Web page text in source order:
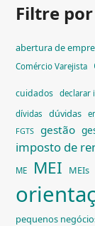
Filtre por
abertura de
Comércio Varejista
cuidados declarar
dívidas dúvidas
FGTS gestão
imposto de
ME MEI MEIs
pequenos